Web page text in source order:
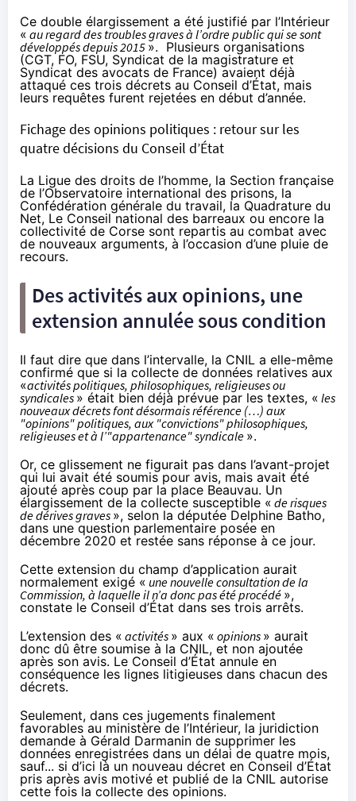
Ce double élargissement a été justifié par l’Intérieur
« au regard des troubles graves à l’ordre public qui se sont
développés depuis 2015 ». Plusieurs organisations
(CGT, FO, FSU, Syndicat de la magistrature et
Syndicat des avocats de France) avaient déjà
attaqué ces trois décrets au Conseil d’État, mais
leurs requêtes furent rejetées en début d’année.
Fichage des opinions politiques : retour sur les
quatre décisions du Conseil d’État
La Ligue des droits de l’homme, la Section française
de l’Observatoire international des prisons, la
Confédération générale du travail, la Quadrature du
Net, Le Conseil national des barreaux ou encore la
collectivité de Corse sont repartis au combat avec
de nouveaux arguments, à l’occasion d’une pluie de
recours.
Des activités aux opinions, une
extension annulée sous condition
Il faut dire que dans l’intervalle, la CNIL a elle-même
confirmé que si la collecte de données relatives aux
«activités politiques, philosophiques, religieuses ou
syndicales » était bien déjà prévue par les textes, « les
nouveaux décrets font désormais référence (…) aux
"opinions" politiques, aux "convictions" philosophiques,
religieuses et à l’"appartenance" syndicale ».
Or, ce glissement ne figurait pas dans l’avant-projet
qui lui avait été soumis pour avis, mais avait été
ajouté après coup par la place Beauvau. Un
élargissement de la collecte susceptible « de risques
de dérives graves », selon la députée Delphine Batho,
dans une question parlementaire posée en
décembre 2020 et restée sans réponse à ce jour.
Cette extension du champ d’application aurait
normalement exigé « une nouvelle consultation de la
Commission, à laquelle il n’a donc pas été procédé »,
constate le Conseil d’État dans ses trois arrêts.
L’extension des « activités » aux « opinions » aurait
donc dû être soumise à la CNIL, et non ajoutée
après son avis. Le Conseil d’État annule en
conséquence les lignes litigieuses dans chacun des
décrets.
Seulement, dans ces jugements finalement
favorables au ministère de l’Intérieur, la juridiction
demande à Gérald Darmanin de supprimer les
données enregistrées dans un délai de quatre mois,
sauf... si d’ici là un nouveau décret en Conseil d’État
pris après avis motivé et publié de la CNIL autorise
cette fois la collecte des opinions.